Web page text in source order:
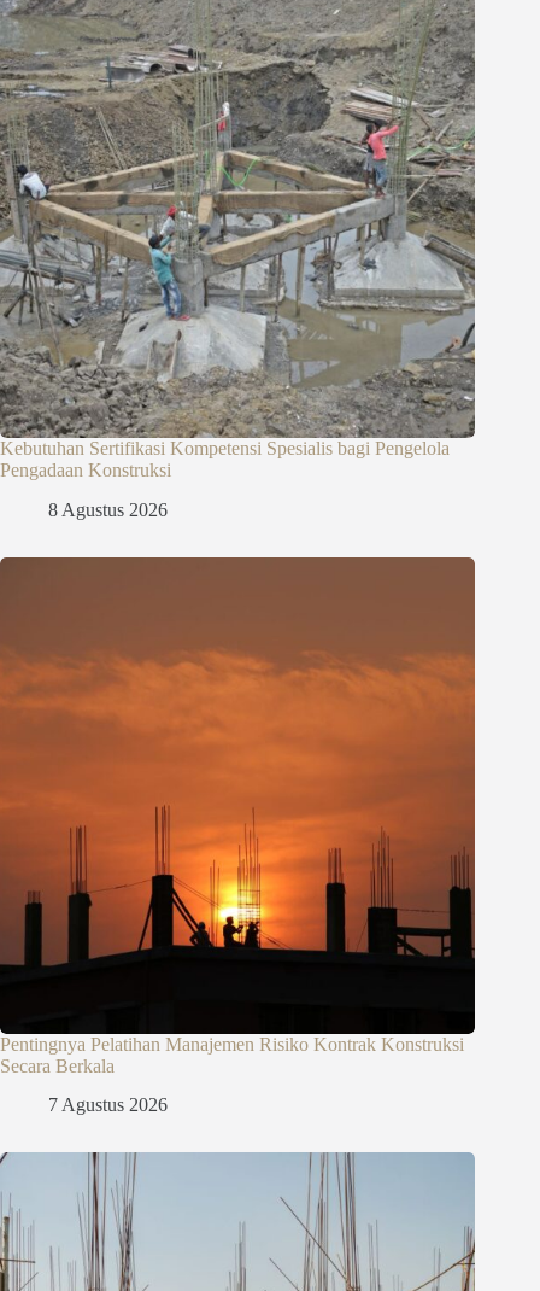
Kebutuhan Sertifikasi Kompetensi Spesialis bagi Pengelola
Pengadaan Konstruksi
8 Agustus 2026
Pentingnya Pelatihan Manajemen Risiko Kontrak Konstruksi
Secara Berkala
7 Agustus 2026